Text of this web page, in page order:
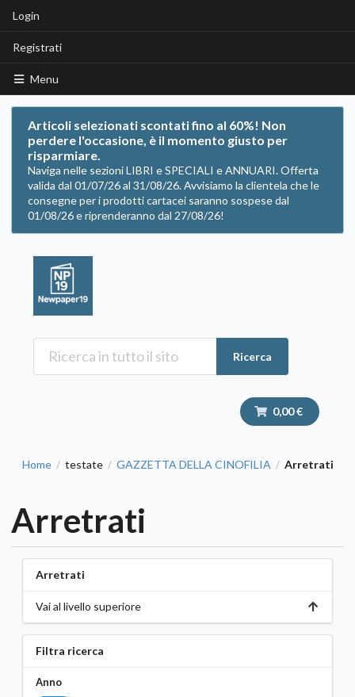
Login
Registrati
Menu
Articoli selezionati scontati fino al 60%! Non
perdere l'occasione, è il momento giusto per
risparmiare.
Naviga nelle sezioni LIBRI e SPECIALI e ANNUARI. Offerta
valida dal 01/07/26 al 31/08/26. Avvisiamo la clientela che le
consegne per i prodotti cartacei saranno sospese dal
01/08/26 e riprenderanno dal 27/08/26!
Ricerca
0,00 €
Home / testate / GAZZETTA DELLA CINOFILIA / Arretrati
Arretrati
Arretrati
Vai al livello superiore
Filtra ricerca
Anno